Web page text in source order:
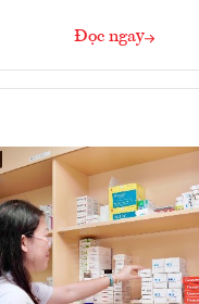
Đọc ngay